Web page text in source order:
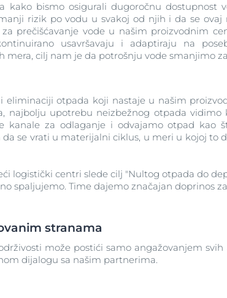
kako bismo osigurali dugoročnu dostupnost
rizik po vodu u svakoj od njih i da se ovaj
prečišćavanje vode u našim proizvodnim
usavršavaju i adaptiraju na
cilj nam je da potrošnju vode smanjimo za
eliminaciji otpada koji nastaje u našim
najbolju upotrebu neizbežnog otpada vidimo
kanale za odlaganje i odvajamo otpad kao
da se vrati u materijalni ciklus, u meri u kojoj to
logistički centri slede cilj "Nultog otpada do
spaljujemo. Time dajemo značajan doprinos
stranama
može postići samo angažovanjem
dijalogu sa našim partnerima.